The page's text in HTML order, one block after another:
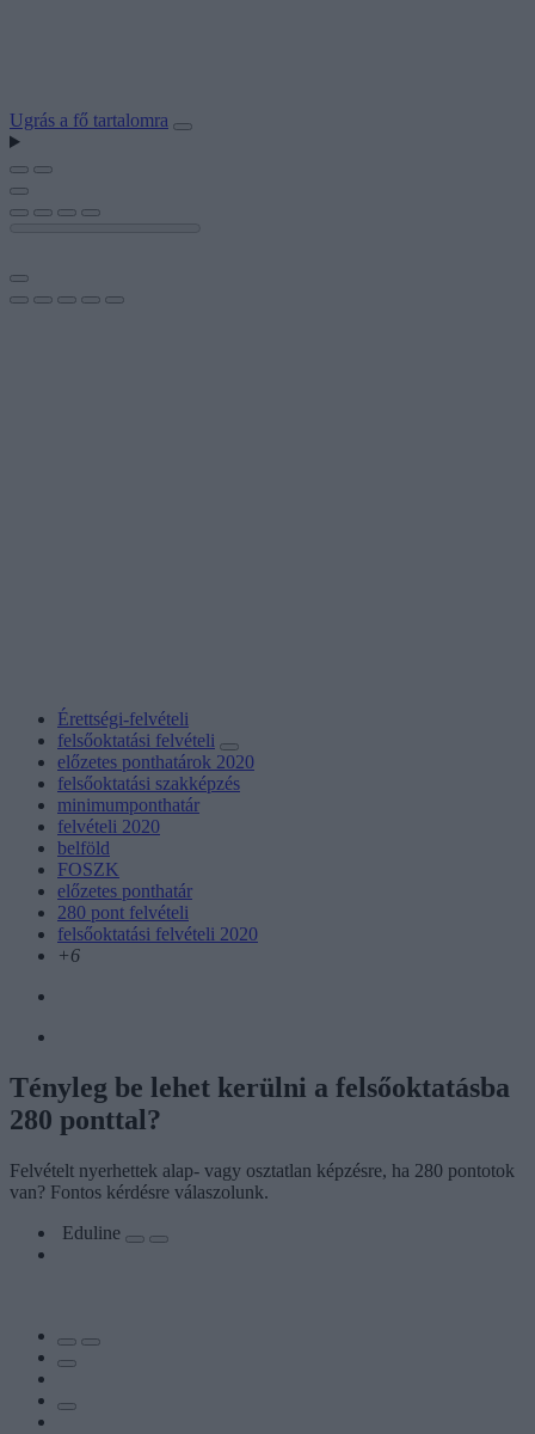
Ugrás a fő tartalomra
Érettségi-felvételi
felsőoktatási felvételi
előzetes ponthatárok 2020
felsőoktatási szakképzés
minimumponthatár
felvételi 2020
belföld
FOSZK
előzetes ponthatár
280 pont felvételi
felsőoktatási felvételi 2020
+6
Tényleg be lehet kerülni a felsőoktatásba
280 ponttal?
Felvételt nyerhettek alap- vagy osztatlan képzésre, ha 280 pontotok
van? Fontos kérdésre válaszolunk.
Eduline